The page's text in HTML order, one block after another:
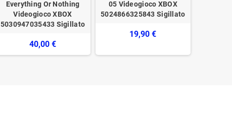
Everything Or Nothing
Videogioco XBOX
5030947035433 Sigillato
40,00 €
05 Videogioco XBOX
5024866325843 Sigillato
19,90 €